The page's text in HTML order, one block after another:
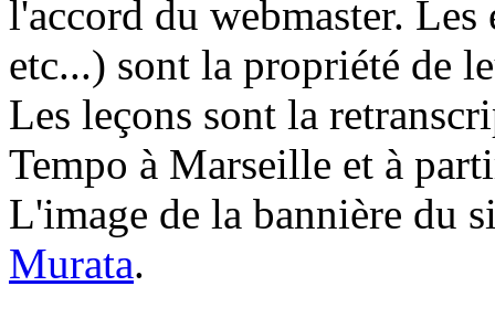
l'accord du webmaster.
etc...) sont la propriété de
Les leçons sont la
Tempo à Marseille et à
L'image de la bannière du
Murata.